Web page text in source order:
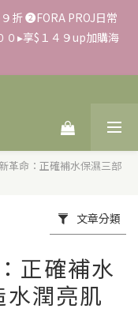
➋滿１８８８贈▸蒸氣
敏舒緩水凝霜EX/瓶
折 ➋FORA PROJ日常
０▸享$１４９up加購海
銀行資料，或是操作
165反詐騙電話查證！
➋滿１８８８贈▸蒸氣
革命：正確補水保濕三部
文章分類
正確補水
潤亮肌